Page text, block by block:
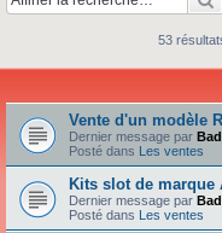
53
Vente d'un modèle
Dernier message par
Posté dans Les ventes
Kits slot de marque
Dernier message par
Posté dans Les ventes